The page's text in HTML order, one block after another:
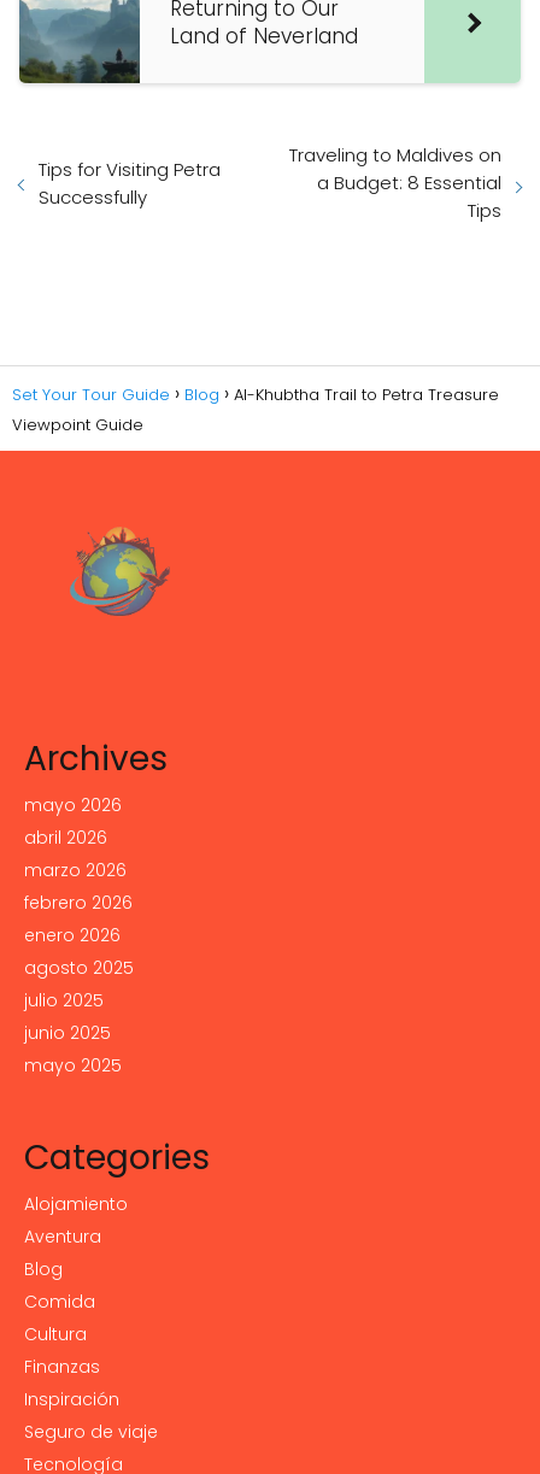
Returning to Our
Land of Neverland
Tips for Visiting Petra
Successfully
Traveling to Maldives on
a Budget: 8 Essential
Tips
Set Your Tour Guide Blog
Al-Khubtha Trail to Petra Treasure
Viewpoint Guide
Archives
mayo 2026
abril 2026
marzo 2026
febrero 2026
enero 2026
agosto 2025
julio 2025
junio 2025
mayo 2025
Categories
Alojamiento
Aventura
Blog
Comida
Cultura
Finanzas
Inspiración
Seguro de viaje
Tecnología